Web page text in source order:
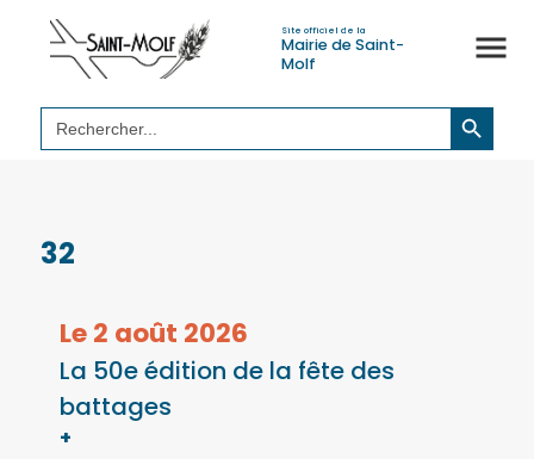
Site officiel de la
Mairie de Saint-
Molf
Search
for:
Search Button
32
Le 2 août 2026
La 50e édition de la fête des
battages
+